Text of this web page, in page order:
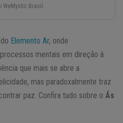
WeMystic Brasil.
Elemento Ar, onde
mentais em direção à
que mais se abre a
mas paradoxalmente traz
paz. Confira tudo sobre o Ás